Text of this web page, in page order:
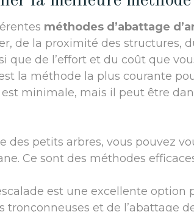
méthodes d’abattage
de la proximité des structures,
que de l’effort et du coût que
la méthode la plus courante
est minimale, mais il peut être
des petits arbres, vous pouvez
Ce sont des méthodes
est une excellente
tronçonneuses et de l’abattage